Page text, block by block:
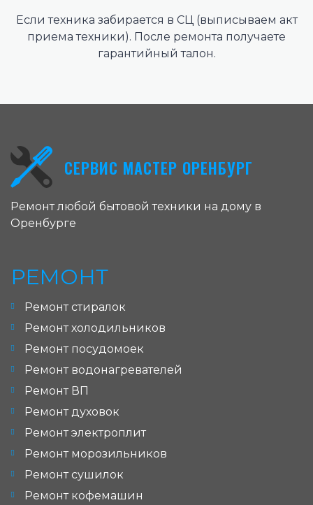
Если техника забирается в СЦ (выписываем акт
приема техники). После ремонта получаете
гарантийный талон.
СЕРВИС МАСТЕР ОРЕНБУРГ
Ремонт любой бытовой техники на дому в
Оренбурге
РЕМОНТ
Ремонт стиралок
Ремонт холодильников
Ремонт посудомоек
Ремонт водонагревателей
Ремонт ВП
Ремонт духовок
Ремонт электроплит
Ремонт морозильников
Ремонт сушилок
Ремонт кофемашин